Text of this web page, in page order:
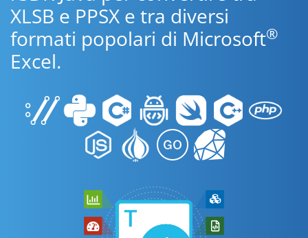
XLSB e PPSX e tra diversi
formati popolari di Microsoft®
Excel.